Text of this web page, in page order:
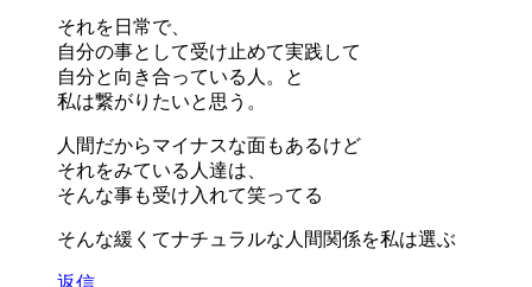
それを日常で、
自分の事として受け止めて実践して
自分と向き合っている人。と
私は繋がりたいと思う。
人間だからマイナスな面もあるけど
それをみている人達は、
そんな事も受け入れて笑ってる
そんな緩くてナチュラルな人間関係を私は選ぶ